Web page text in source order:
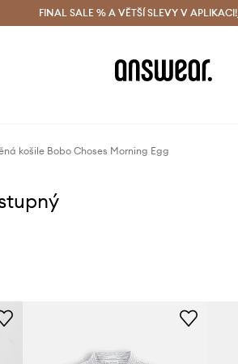
zdarma (od 1800 Kč) Doručení i do 24 h
FINAL SALE % A VĚTŠÍ SLEVY V APLIKACI!
košile Bobo Choses Morning Egg